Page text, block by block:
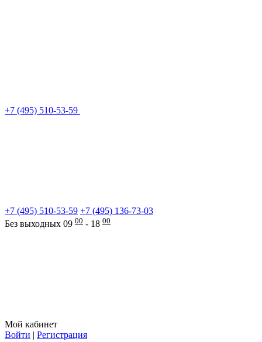
+7 (495) 510-53-59
+7 (495) 510-53-59 +7 (495) 136-73-03
Без выходных 09 00 - 18 00
Мой кабинет
Войти | Регистрация